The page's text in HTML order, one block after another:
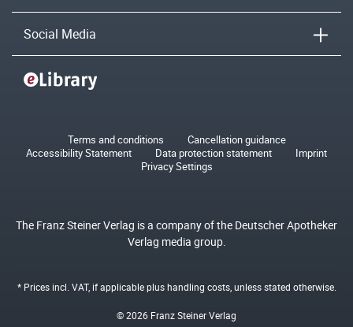
Social Media
Terms and conditions
Cancellation guidance
Accessibility Statement
Data protection statement
Imprint
Privacy Settings
The Franz Steiner Verlag is a company of the Deutscher Apotheker
Verlag media group.
* Prices incl. VAT, if applicable plushandling costs, unless stated otherwise.
© 2026 Franz Steiner Verlag